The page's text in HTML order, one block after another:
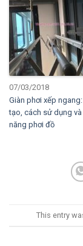
07/03/2018
Giàn phơi xếp
tạo, cách sử dụng
năng phơi đồ
This entry